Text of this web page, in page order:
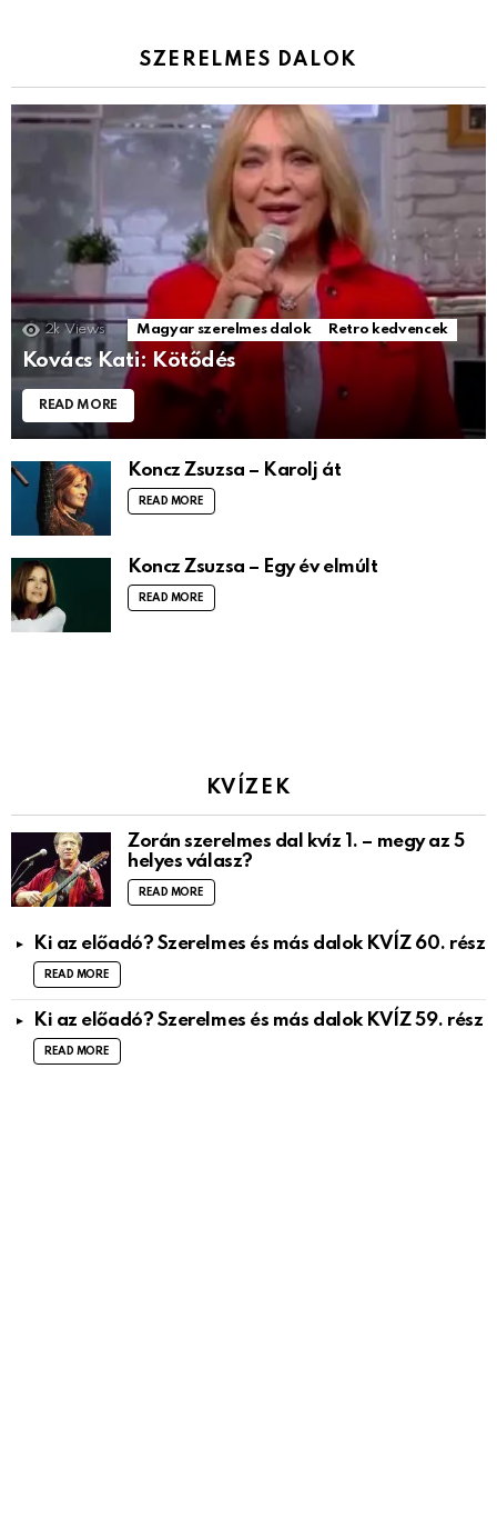
SZERELMES DALOK
2k Views Magyar szerelmes dalok Retro kedvencek
Kovács Kati: Kötődés
READ MORE
Koncz Zsuzsa – Karolj át
READ MORE
Koncz Zsuzsa – Egy év elmúlt
READ MORE
KVÍZEK
Zorán szerelmes dal kvíz 1. – megy az 5
helyes válasz?
READ MORE
Ki az előadó? Szerelmes és más dalok KVÍZ 60. rész
READ MORE
Ki az előadó? Szerelmes és más dalok KVÍZ 59. rész
READ MORE